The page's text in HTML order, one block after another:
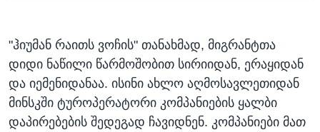
"ჰიუმან რაითს ვოჩის" თანახმად, მიგრანტთა
დიდი ნაწილი წარმოშობით სირიიდან, ერაყიდან
და იემენიდანაა. ისინი ახლო აღმოსავლეთიდან
მინსკში ტუროპერატორი კომპანიების ყალბი
დაპირებების შედეგად ჩავიდნენ. კომპანიები მათ